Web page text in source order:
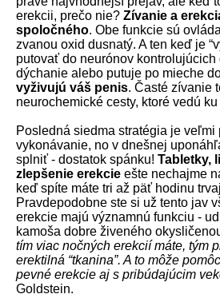
erekcii, prečo nie? Zívanie a
spoločného. Obe funkcie sú
zvanou oxid dusnatý. A ten keď je
putovať do neurónov kontrolujúcich
dýchanie alebo putuje po mieche
vyživujú váš penis. Časté zívanie
neurochemické cesty, ktoré vedú
Posledná siedma stratégia je veľmi
vykonávanie, no v dnešnej
splniť - dostatok spánku! Tabletky,
zlepšenie erekcie ešte nechajme
keď spíte máte tri až päť hodinu
Pravdepodobne ste si už tento jav
erekcie majú významnú funkciu -
kamoša dobre živeného
tím viac nočných erekcií máte, tým
erektilná “tkanina”. A to môže
pevné erekcie aj s pribúdajúcim
Goldstein.